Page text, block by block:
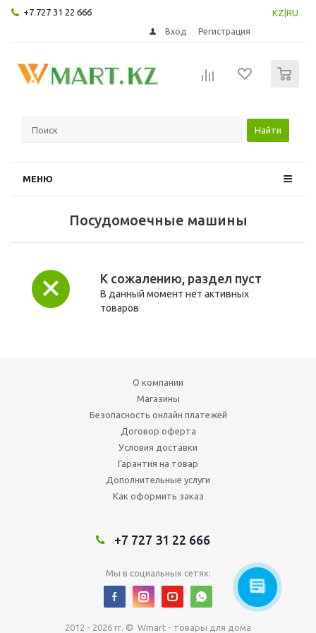
+7 727 31 22 666 KZ RU
Вход Регистрация
Найти
МЕНЮ
Посудомоечные машины
К сожалению, раздел пуст
В данный момент нет активных
товаров
О компании
Магазины
Безопасность онлайн платежей
Договор оферта
Условия доставки
Гарантия на товар
Дополнительные услуги
Как оформить заказ
+7 727 31 22 666
Мы в социальных сетях:
2012 - 2026 гг. © Wmart - товары для дома